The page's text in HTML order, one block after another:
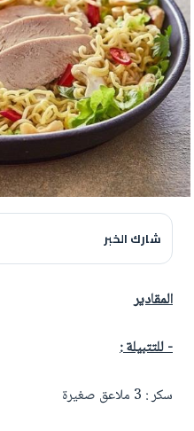
شارك الخبر
المقادير
- للتتبيلة :
سكر : 3 ملاعق صغيرة